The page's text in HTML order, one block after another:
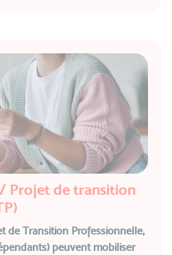
Projet de transition
de Transition Professionnelle,
peuvent mobiliser